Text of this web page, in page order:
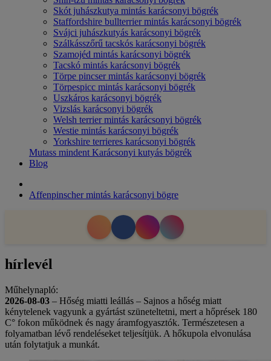
Skót juhászkutya mintás karácsonyi bögrék
Staffordshire bullterrier mintás karácsonyi bögrék
Svájci juhászkutyás karácsonyi bögrék
Szálkásszőrű tacskós karácsonyi bögrék
Szamojéd mintás karácsonyi bögrék
Tacskó mintás karácsonyi bögrék
Törpe pincser mintás karácsonyi bögrék
Törpespicc mintás karácsonyi bögrék
Uszkáros karácsonyi bögrék
Vizslás karácsonyi bögrék
Welsh terrier mintás karácsonyi bögrék
Westie mintás karácsonyi bögrék
Yorkshire terrieres karácsonyi bögrék
Mutass mindent Karácsonyi kutyás bögrék
Blog
Affenpinscher mintás karácsonyi bögre
hírlevél
Műhelynapló:
2026-08-03 – Hőség miatti leállás – Sajnos a hőség miatt
kénytelenek vagyunk a gyártást szüneteltetni, mert a hőprések 180
C° fokon működnek és nagy áramfogyasztók. Természetesen a
folyamatban lévő rendeléseket teljesítjük. A hőkupola elvonulása
után folytatjuk a munkát.